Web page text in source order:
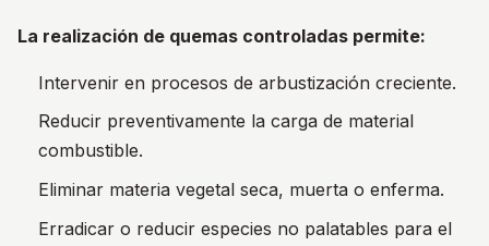
La realización de quemas controladas permite:
Intervenir en procesos de arbustización creciente.
Reducir preventivamente la carga de material
combustible.
Eliminar materia vegetal seca, muerta o enferma.
Erradicar o reducir especies no palatables para el